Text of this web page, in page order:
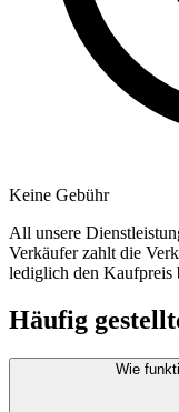
Keine Gebühr
All unsere
Verkäufer zahlt die
lediglich den Kaufpreis
Häufig
Wie